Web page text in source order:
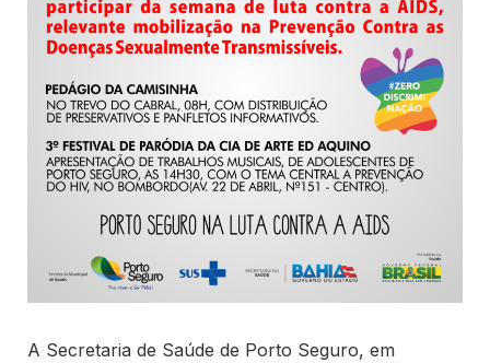
A Secretaria de Saúde de Porto Seguro, em